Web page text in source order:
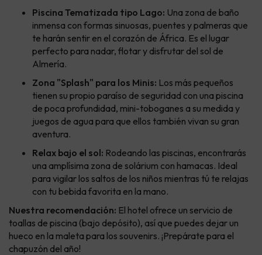
Piscina Tematizada tipo Lago: Una zona de baño
inmensa con formas sinuosas, puentes y palmeras que
te harán sentir en el corazón de África. Es el lugar
perfecto para nadar, flotar y disfrutar del sol de
Almería.
Zona "Splash" para los Minis: Los más pequeños
tienen su propio paraíso de seguridad con una piscina
de poca profundidad, mini-toboganes a su medida y
juegos de agua para que ellos también vivan su gran
aventura.
Relax bajo el sol: Rodeando las piscinas, encontrarás
una amplísima zona de solárium con hamacas. Ideal
para vigilar los saltos de los niños mientras tú te relajas
con tu bebida favorita en la mano.
Nuestra recomendación: El hotel ofrece un servicio de
toallas de piscina (bajo depósito), así que puedes dejar un
hueco en la maleta para los souvenirs. ¡Prepárate para el
chapuzón del año!